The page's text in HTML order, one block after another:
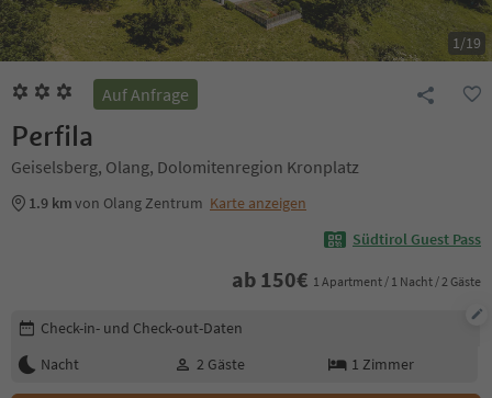
1/19
Auf Anfrage
Perfila
Geiselsberg, Olang, Dolomitenregion Kronplatz
1.9 kmvon Olang Zentrum Karte anzeigen
Südtirol Guest Pass
ab 150€ 1 Apartment / 1 Nacht / 2 Gäste
Buchungsdetails bearbeiten
Check-in- und Check-out-Daten
Nacht
2 Gäste 1 Zimmer